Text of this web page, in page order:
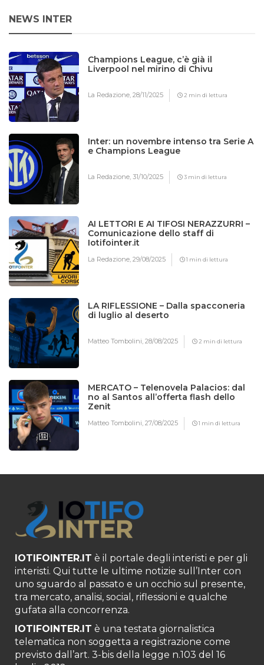
NEWS INTER
Champions League, c’è già il
Liverpool nel mirino di Chivu
La Redazione,28/11/2025 2 min di lettura
Inter: un novembre intenso tra Serie A
e Champions League
La Redazione,31/10/2025 3 min di lettura
AI LETTORI E AI TIFOSI NERAZZURRI –
Comunicazione dello staff di
Iotifointer.it
La Redazione,29/08/2025 1 min di lettura
LA RIFLESSIONE – Dalla spacconeria
di luglio al deserto
Matteo Tombolini,28/08/2025 2 min di lettura
MERCATO – Telenovela Palacios: dal
no al Santos all’offerta flash dello
Zenit
Matteo Tombolini,27/08/2025 1 min di lettura
IOTIFOINTER.IT è il portale degli interisti e per gli
interisti. Qui tutte le ultime notizie sull’Inter con
uno sguardo al passato e un occhio sul presente,
tra mercato, analisi, social, riflessioni e qualche
gufata alla concorrenza.
IOTIFOINTER.IT è una testata giornalistica
telematica non soggetta a registrazione come
previsto dall’art. 3-bis della legge n.103 del 16